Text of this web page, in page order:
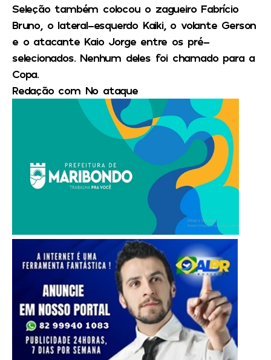
Seleção também colocou o zagueiro Fabrício
Bruno, o lateral-esquerdo Kaiki, o volante Gerson
e o atacante Kaio Jorge entre os pré-
selecionados. Nenhum deles foi chamado para a
Copa.
Redação com No ataque